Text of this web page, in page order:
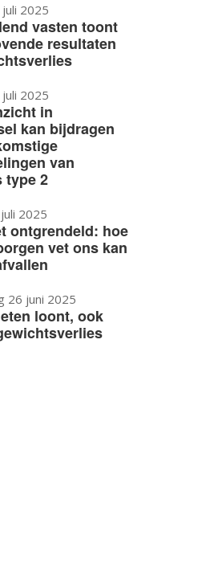
2025
vasten toont
resultaten
2025
in
kan bijdragen
van
type 2
2025
ontgrendeld: hoe
vet ons kan
26 juni 2025
loont, ook